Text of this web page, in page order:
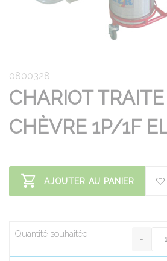
0800328
CHARIOT TRAITE
CHÈVRE 1P/1F
AJOUTER AU PANIER
Quantité souhaitée